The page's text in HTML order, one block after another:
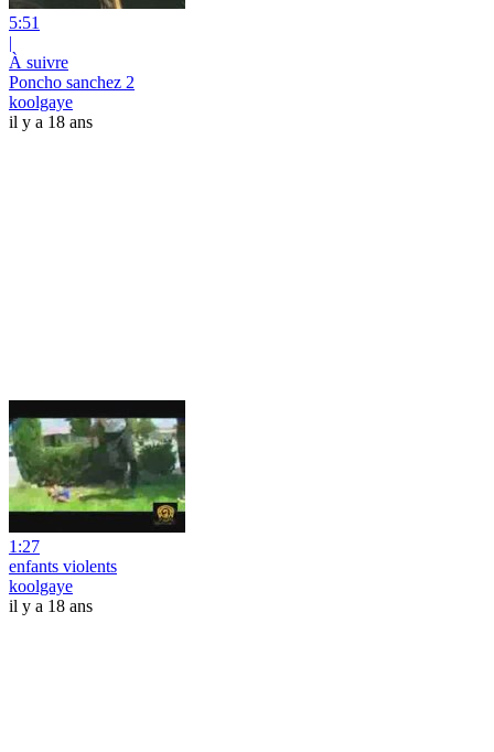
5:51
|
À suivre
Poncho sanchez 2
koolgaye
il y a 18 ans
1:27
enfants violents
koolgaye
il y a 18 ans